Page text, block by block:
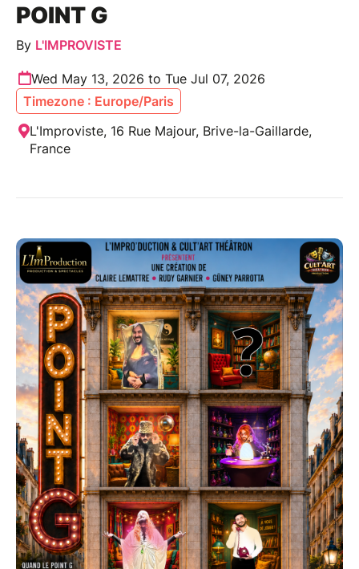
POINT G
By L'IMPROVISTE
Wed May 13, 2026 to Tue Jul 07, 2026
Timezone : Europe/Paris
L'Improviste, 16 Rue Majour, Brive-la-Gaillarde,
France